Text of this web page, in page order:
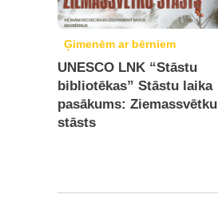
Ģimenēm ar bērniem
UNESCO LNK “Stāstu
bibliotēkas” Stāstu laika
pasākums: Ziemassvētku
stāsts